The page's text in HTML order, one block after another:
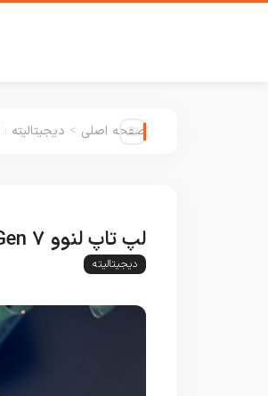
صفحه اصلی > دیجیتالیته :
لپ تاپ لنوو ThinkPad T14s Gen 7؛ کاهش وزن بدون جهش چشمگیر در عملکرد
دیجیتالیته